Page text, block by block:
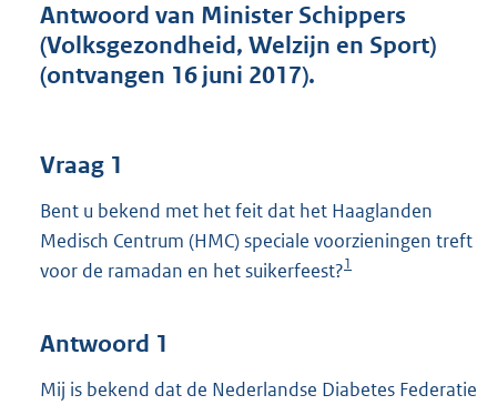
4
2
K
Antwoord van Minister Schippers
(Volksgezondheid, Welzijn en Sport)
(ontvangen 16 juni 2017).
Vraag 1
Bent u bekend met het feit dat het Haaglanden
Medisch Centrum (HMC) speciale voorzieningen treft
voor de ramadan en het suikerfeest?1
Antwoord 1
Mij is bekend dat de Nederlandse Diabetes Federatie